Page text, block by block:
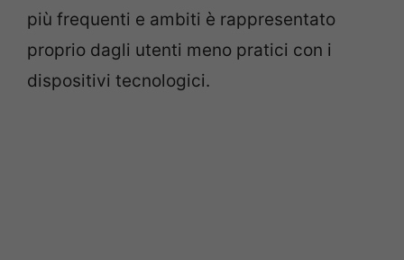
più frequenti e ambiti è rappresentato
proprio dagli utenti meno pratici con i
dispositivi tecnologici.